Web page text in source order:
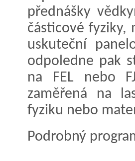
přednášky
částicové fyziky,
uskuteční
odpoledne pak
na FEL nebo
zaměřená na
fyziku nebo
Podrobný